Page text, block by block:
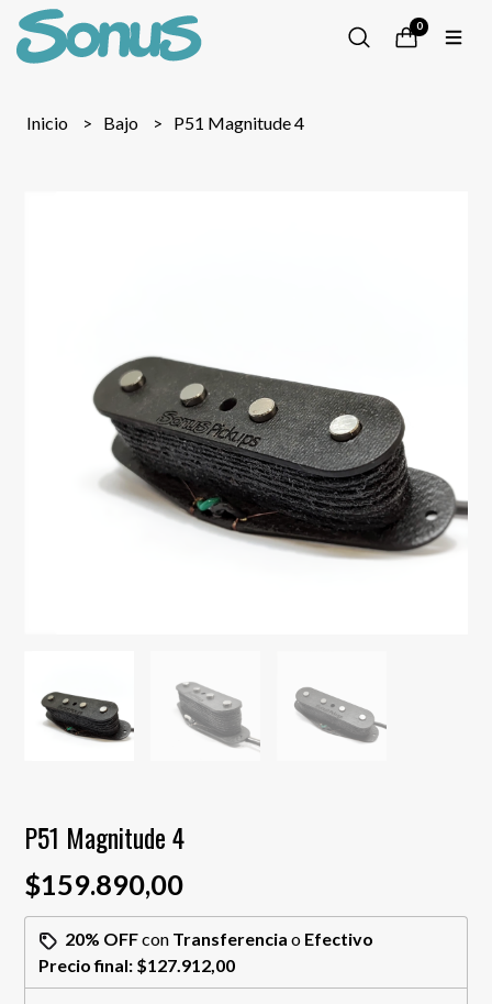
0
Inicio Bajo P51 Magnitude 4
P51 Magnitude 4
$159.890,00
20% OFFcon Transferencia o Efectivo
Precio final: $127.912,00